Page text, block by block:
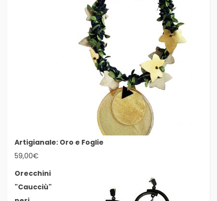
Artigianale: Oro e Foglie
59,00€
Orecchini
"Caucciù"